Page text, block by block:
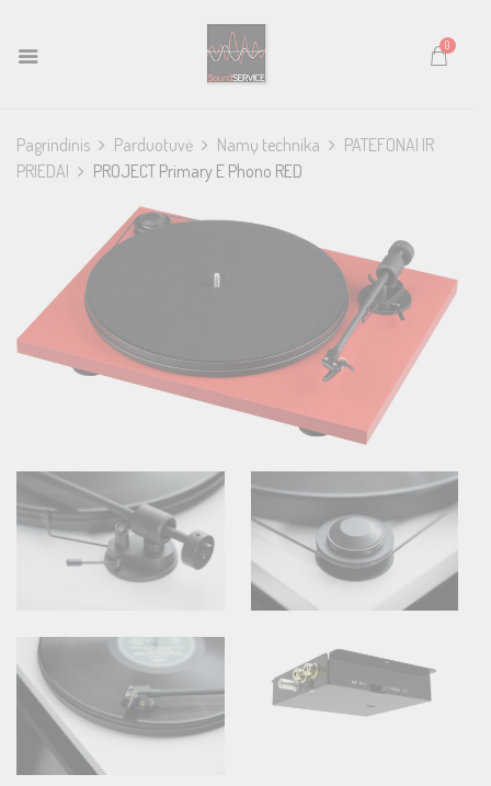
0
Pagrindinis Parduotuvė Namų technika
PATEFONAI IR
PRIEDAI
PROJECT Primary E Phono RED